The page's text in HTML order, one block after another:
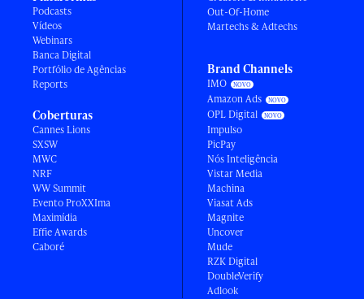
Podcasts
Vídeos
Webinars
Banca Digital
Portfólio de Agências
Reports
Coberturas
Cannes Lions
SXSW
MWC
NRF
WW Summit
Evento ProXXIma
Maximídia
Effie Awards
Caboré
Out-Of-Home
Martechs & Adtechs
Brand Channels
IMO
Amazon Ads
OPL Digital
Impulso
PicPay
Nós Inteligência
Vistar Media
Machina
Viasat Ads
Magnite
Uncover
Mude
RZK Digital
DoubleVerify
Adlook